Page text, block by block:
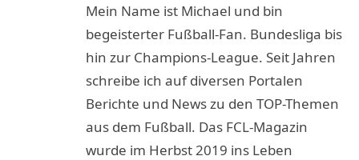
Mein Name ist Michael und bin
begeisterter Fußball-Fan. Bundesliga bis
hin zur Champions-League. Seit Jahren
schreibe ich auf diversen Portalen
Berichte und News zu den TOP-Themen
aus dem Fußball. Das FCL-Magazin
wurde im Herbst 2019 ins Leben